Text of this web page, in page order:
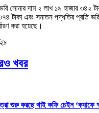
সোনার দাম ২ লাখ ১৯ হাজার ৩৪২
টাকা এবং সনাতন পদ্ধতির প্রতি
করা হয়েছে।
খবর
শুরু করছে থাই কফি চেইন